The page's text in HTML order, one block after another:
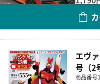
エヴ
号（2
商品番号